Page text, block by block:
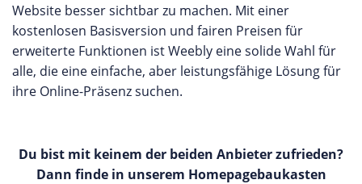
Website besser sichtbar zu machen. Mit einer
kostenlosen Basisversion und fairen Preisen für
erweiterte Funktionen ist Weebly eine solide Wahl für
alle, die eine einfache, aber leistungsfähige Lösung für
ihre Online-Präsenz suchen.
Du bist mit keinem der beiden Anbieter zufrieden?
Dann finde in unserem Homepagebaukasten